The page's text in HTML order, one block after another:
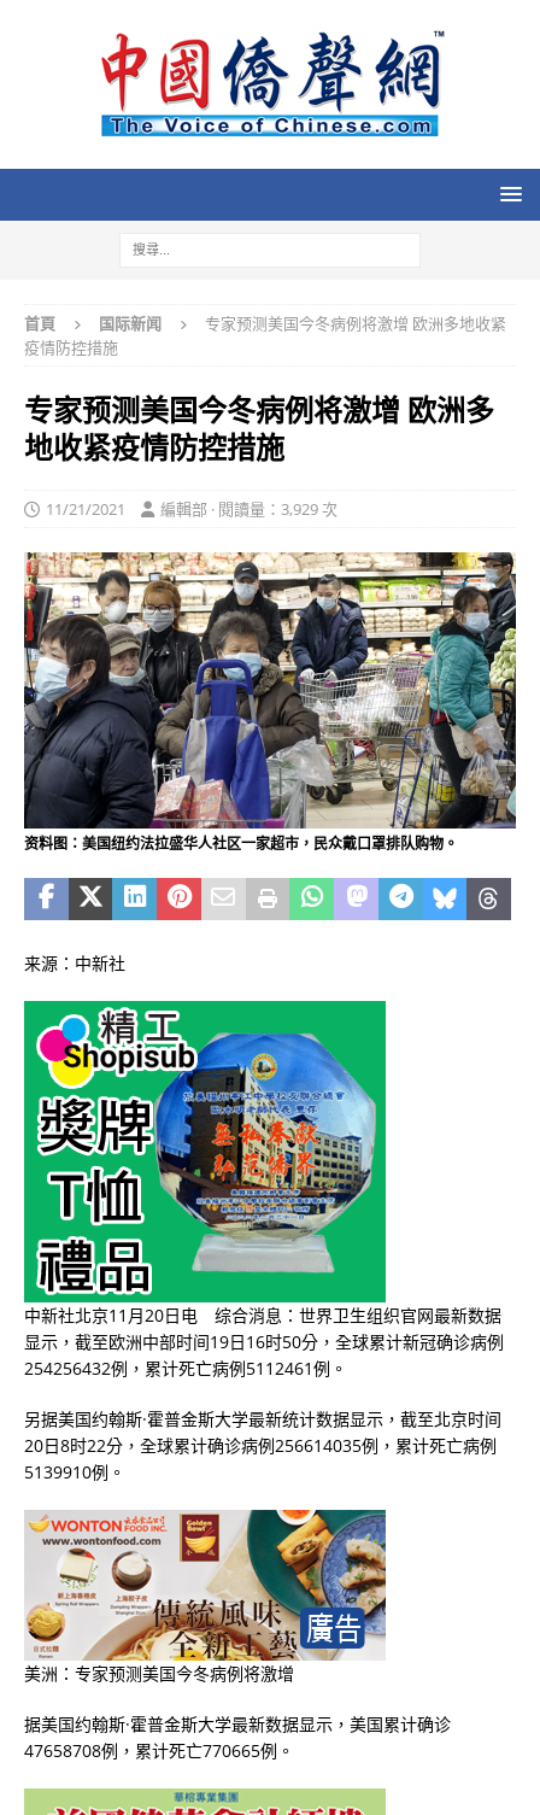
首頁 国际新闻
专家预测美国今冬病例将激增 欧洲多地收紧
疫情防控措施
专家预测美国今冬病例将激增 欧洲多
地收紧疫情防控措施
11/21/2021 編輯部 · 閱讀量：3,929 次
资料图：美国纽约法拉盛华人社区一家超市，民众戴口罩排队购物。
来源：中新社
中新社北京11月20日电 综合消息：世界卫生组织官网最新数据
显示，截至欧洲中部时间19日16时50分，全球累计新冠确诊病例
254256432例，累计死亡病例5112461例。
另据美国约翰斯·霍普金斯大学最新统计数据显示，截至北京时间
20日8时22分，全球累计确诊病例256614035例，累计死亡病例
5139910例。
美洲：专家预测美国今冬病例将激增
据美国约翰斯·霍普金斯大学最新数据显示，美国累计确诊
47658708例，累计死亡770665例。